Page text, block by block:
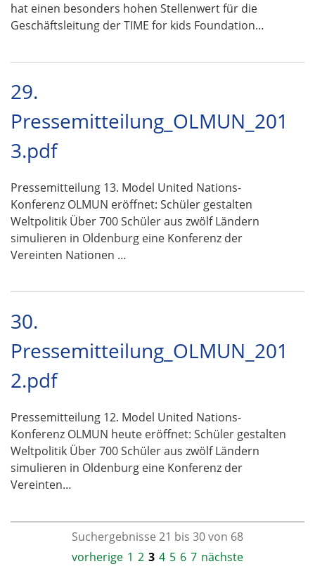
hat einen besonders hohen Stellenwert für die
Geschäftsleitung der TIME for kids Foundation…
29.
Pressemitteilung_OLMUN_201
3.pdf
Pressemitteilung 13. Model United Nations-
Konferenz OLMUN eröffnet: Schüler gestalten
Weltpolitik Über 700 Schüler aus zwölf Ländern
simulieren in Oldenburg eine Konferenz der
Vereinten Nationen …
30.
Pressemitteilung_OLMUN_201
2.pdf
Pressemitteilung 12. Model United Nations-
Konferenz OLMUN heute eröffnet: Schüler gestalten
Weltpolitik Über 700 Schüler aus zwölf Ländern
simulieren in Oldenburg eine Konferenz der
Vereinten…
Suchergebnisse 21 bis 30 von 68
vorherige 1 2 3 4 5 6 7 nächste